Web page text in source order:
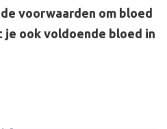
voorwaarden om bloed
je ook voldoende bloed in